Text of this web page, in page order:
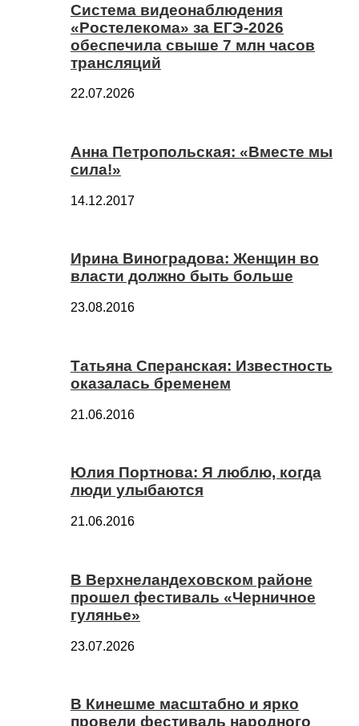
Система видеонаблюдения
«Ростелекома» за ЕГЭ-2026
обеспечила свыше 7 млн часов
трансляций
22.07.2026
Анна Петропольская: «Вместе мы
сила!»
14.12.2017
Ирина Виноградова: Женщин во
власти должно быть больше
23.08.2016
Татьяна Сперанская: Известность
оказалась бременем
21.06.2016
Юлия Портнова: Я люблю, когда
люди улыбаются
21.06.2016
В Верхнеландеховском районе
прошел фестиваль «Черничное
гулянье»
23.07.2026
В Кинешме масштабно и ярко
провели фестиваль народного